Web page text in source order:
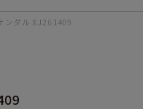
ンダル XJ261409